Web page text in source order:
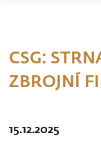
CSG:
ZBROJNÍ
15.12.2025